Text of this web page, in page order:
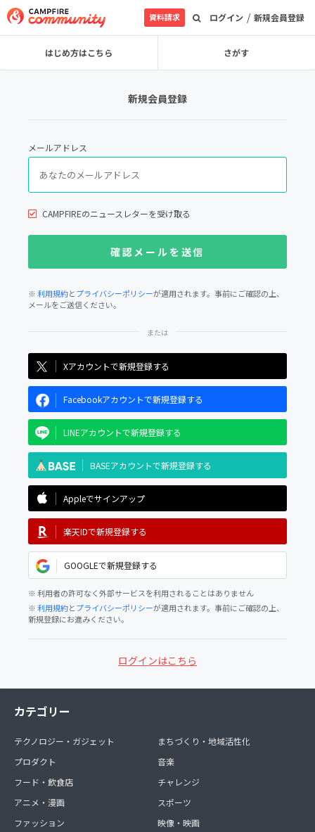
ログイン / 新規会員登録
資料請求
はじめ方はこちら さがす
新規会員登録
メールアドレス
CAMPFIREのニュースレターを受け取る
※利用規約とプライバシーポリシーが適用されます。事前にご確認の上、
メールをご送信ください。
Xアカウントで新規登録する
Facebookアカウントで新規登録する
LINEアカウントで新規登録する
BASEアカウントで新規登録する
Appleでサインアップ
楽天IDで新規登録する
GOOGLEで新規登録する
※ 利用者の許可なく外部サービスを利用されることはありません
※利用規約とプライバシーポリシーが適用されます。事前にご確認の上、
新規登録にお進みください。
ログインはこちら
カテゴリー
テクノロジー・ガジェット
プロダクト
フード・飲食店
アニメ・漫画
ファッション
まちづくり・地域活性化
音楽
チャレンジ
スポーツ
映像・映画